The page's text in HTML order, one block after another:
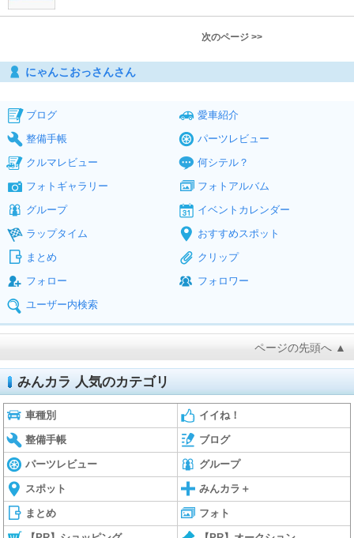
次のページ >>
にゃんこおっさんさん
ブログ
愛車紹介
整備手帳
パーツレビュー
クルマレビュー
何シテル？
フォトギャラリー
フォトアルバム
グループ
イベントカレンダー
ラップタイム
おすすめスポット
まとめ
クリップ
フォロー
フォロワー
ユーザー内検索
ページの先頭へ ▲
みんカラ 人気のカテゴリ
車種別 イイね！
整備手帳 ブログ
パーツレビュー グループ
スポット みんカラ＋
まとめ フォト